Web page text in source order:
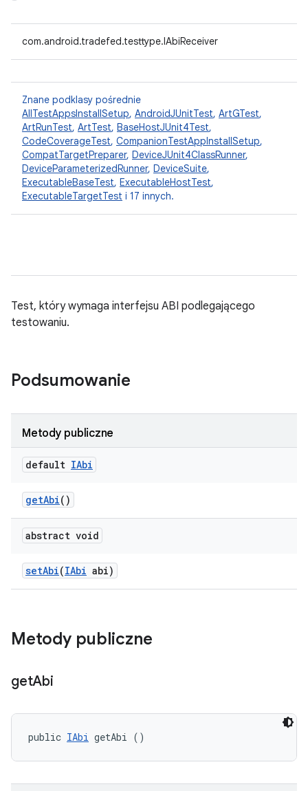
com.android.tradefed.testtype.IAbiReceiver
Znane podklasy pośrednie
AllTestAppsInstallSetup, AndroidJUnitTest, ArtGTest,
ArtRunTest, ArtTest, BaseHostJUnit4Test,
CodeCoverageTest, CompanionTestAppInstallSetup,
CompatTargetPreparer, DeviceJUnit4ClassRunner,
DeviceParameterizedRunner, DeviceSuite,
ExecutableBaseTest, ExecutableHostTest,
ExecutableTargetTest i 17 innych.
Test, który wymaga interfejsu ABI podlegającego
testowaniu.
Podsumowanie
Metody publiczne
default IAbi
getAbi()
abstract void
setAbi(IAbi abi)
Metody publiczne
getAbi
public IAbi getAbi ()